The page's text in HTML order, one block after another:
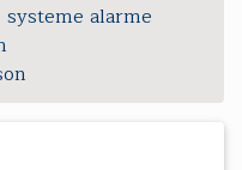
alarme